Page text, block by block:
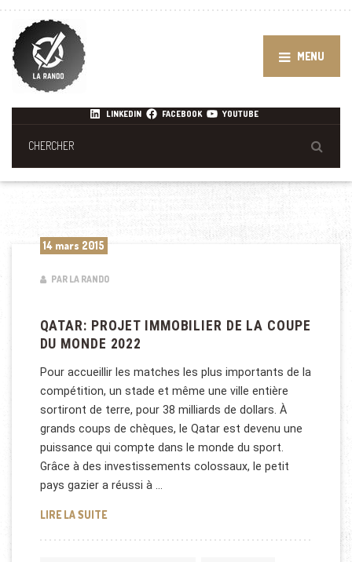
MENU
LINKEDIN FACEBOOK YOUTUBE
14 mars 2015
PAR LA RANDO
QATAR: PROJET IMMOBILIER DE LA COUPE
DU MONDE 2022
Pour accueillir les matches les plus importants de la
compétition, un stade et même une ville entière
sortiront de terre, pour 38 milliards de dollars. À
grands coups de chèques, le Qatar est devenu une
puissance qui compte dans le monde du sport.
Grâce à des investissements colossaux, le petit
pays gazier a réussi à …
LIRE LA SUITEQATAR: PROJET IMMOBILIER DE LA COUPE DU